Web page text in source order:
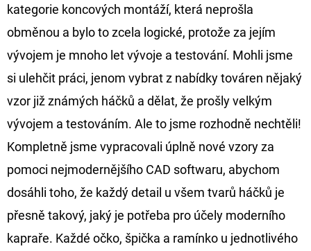
kategorie koncových montáží, která neprošla
obměnou a bylo to zcela logické, protože za jejím
vývojem je mnoho let vývoje a testování. Mohli jsme
si ulehčit práci, jenom vybrat z nabídky továren nějaký
vzor již známých háčků a dělat, že prošly velkým
vývojem a testováním. Ale to jsme rozhodně nechtěli!
Kompletně jsme vypracovali úplně nové vzory za
pomoci nejmodernějšího CAD softwaru, abychom
dosáhli toho, že každý detail u všem tvarů háčků je
přesně takový, jaký je potřeba pro účely moderního
kapraře. Každé očko, špička a ramínko u jednotlivého
D
O
P
O
R
U
Č
U
J
E
M
E